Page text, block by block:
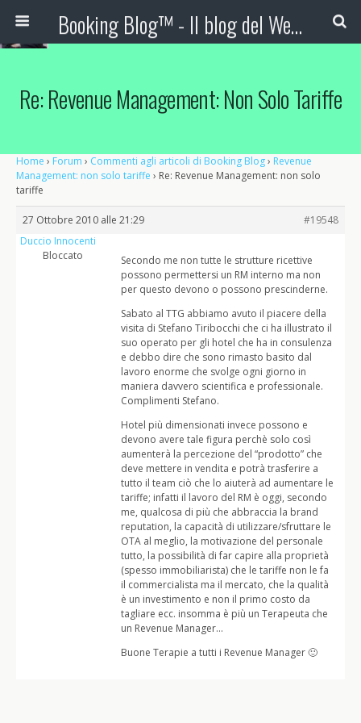
Booking Blog™ - Il blog del Web Marketing Turistico
Re: Revenue Management: Non Solo Tariffe
Home › Forum › Commenti agli articoli di Booking Blog› Revenue
Management: non solo tariffe › Re: Revenue Management: non solo
tariffe
27 Ottobre 2010 alle 21:29
#19548
Duccio Innocenti
Bloccato
Secondo me non tutte le strutture ricettive
possono permettersi un RM interno ma non
per questo devono o possono prescinderne.
Sabato al TTG abbiamo avuto il piacere della
visita di Stefano Tiribocchi che ci ha illustrato il
suo operato per gli hotel che ha in consulenza
e debbo dire che sono rimasto basito dal
lavoro enorme che svolge ogni giorno in
maniera davvero scientifica e professionale.
Complimenti Stefano.
Hotel più dimensionati invece possono e
devono avere tale figura perchè solo così
aumenterà la percezione del “prodotto” che
deve mettere in vendita e potrà trasferire a
tutto il team ciò che lo aiuterà ad aumentare le
tariffe; infatti il lavoro del RM è oggi, secondo
me, qualcosa di più che abbraccia la brand
reputation, la capacità di utilizzare/sfruttare le
OTA al meglio, la motivazione del personale
tutto, la possibilità di far capire alla proprietà
(spesso immobiliarista) che le tariffe non le fa
il commercialista ma il mercato, che la qualità
è un investimento e non il primo costo da
tagliare ecc. insomma è più un Terapeuta che
un Revenue Manager…
Buone Terapie a tutti i Revenue Manager 🙂